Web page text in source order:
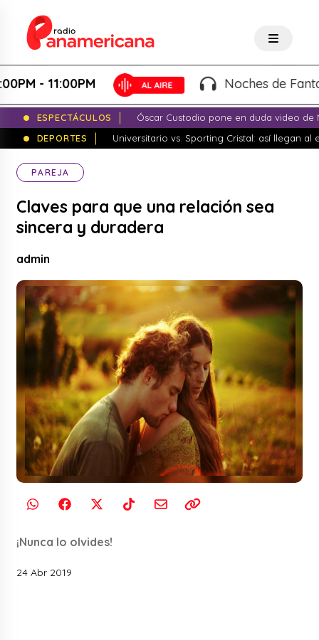
11:00PM Noches de Fantasía -
ESPECTÁCULOS
Óscar Custodio pone en duda video de
DEPORTES
Universitario vs. Sporting Cristal: así llegan al
PAREJA
Claves para que una relación sea
sincera y duradera
admin
¡Nunca lo olvides!
24 Abr 2019